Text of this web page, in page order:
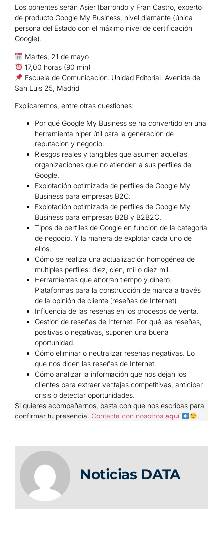
Los ponentes serán Asier Ibarrondo y Fran Castro, experto
de producto Google My Business, nivel diamante (única
persona del Estado con el máximo nivel de certificación
Google).
Martes, 21 de mayo
17,00 horas (90 min)
Escuela de Comunicación. Unidad Editorial. Avenida de
San Luis 25, Madrid
Explicaremos, entre otras cuestiones:
Por qué Google My Business se ha convertido en una
herramienta hiper útil para la generación de
reputación y negocio.
Riesgos reales y tangibles que asumen aquellas
organizaciones que no atienden a sus perfiles de
Google.
Explotación optimizada de perfiles de Google My
Business para empresas B2C.
Explotación optimizada de perfiles de Google My
Business para empresas B2B y B2B2C.
Tipos de perfiles de Google en función de la categoría
de negocio. Y la manera de explotar cada uno de
ellos.
Cómo se realiza una actualización homogénea de
múltiples perfiles: diez, cien, mil o diez mil.
Herramientas que ahorran tiempo y dinero.
Plataformas para la construcción de marca a través
de la opinión de cliente (reseñas de Internet).
Influencia de las reseñas en los procesos de venta.
Gestión de reseñas de Internet. Por qué las reseñas,
positivas o negativas, suponen una buena
oportunidad.
Cómo eliminar o neutralizar reseñas negativas. Lo
que nos dicen las reseñas de Internet.
Cómo analizar la información que nos dejan los
clientes para extraer ventajas competitivas, anticipar
crisis o detectar oportunidades.
Si quieres acompañarnos, basta con que nos escribas para
confirmar tu presencia. Contacta con nosotros aquí .
Noticias DATA